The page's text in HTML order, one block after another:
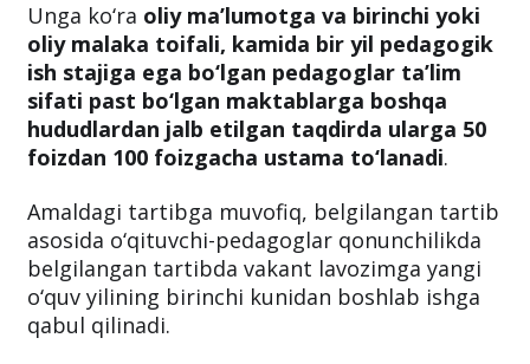
Unga ko‘ra oliy ma’lumotga va birinchi yoki
oliy malaka toifali, kamida bir yil pedagogik
ish stajiga ega bo‘lgan pedagoglar ta’lim
sifati past bo‘lgan maktablarga boshqa
hududlardan jalb etilgan taqdirda ularga 50
foizdan 100 foizgacha ustama to‘lanadi.
Amaldagi tartibga muvofiq, belgilangan tartib
asosida o‘qituvchi-pedagoglar qonunchilikda
belgilangan tartibda vakant lavozimga yangi
o‘quv yilining birinchi kunidan boshlab ishga
qabul qilinadi.